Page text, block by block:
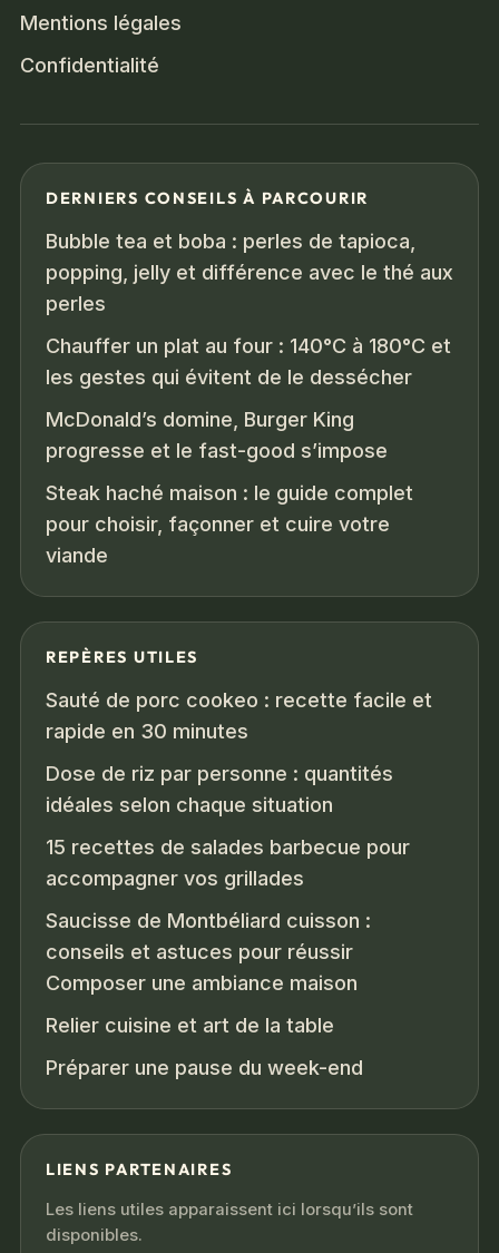
Mentions légales
Confidentialité
DERNIERS CONSEILS À PARCOURIR
Bubble tea et boba : perles de tapioca,
popping, jelly et différence avec le thé aux
perles
Chauffer un plat au four : 140°C à 180°C et
les gestes qui évitent de le dessécher
McDonald’s domine, Burger King
progresse et le fast-good s’impose
Steak haché maison : le guide complet
pour choisir, façonner et cuire votre
viande
REPÈRES UTILES
Sauté de porc cookeo : recette facile et
rapide en 30 minutes
Dose de riz par personne : quantités
idéales selon chaque situation
15 recettes de salades barbecue pour
accompagner vos grillades
Saucisse de Montbéliard cuisson :
conseils et astuces pour réussir
Composer une ambiance maison
Relier cuisine et art de la table
Préparer une pause du week-end
LIENS PARTENAIRES
Les liens utiles apparaissent ici lorsqu’ils sont
disponibles.